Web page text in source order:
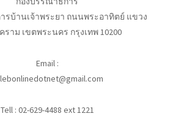
รบ้านเจ้าพระยา ถนนพระอาทิตย์ แขวง
ราม เขตพระนคร กรุงเทพ 10200
Email :
Tell : 02-629-4488 ext 1221